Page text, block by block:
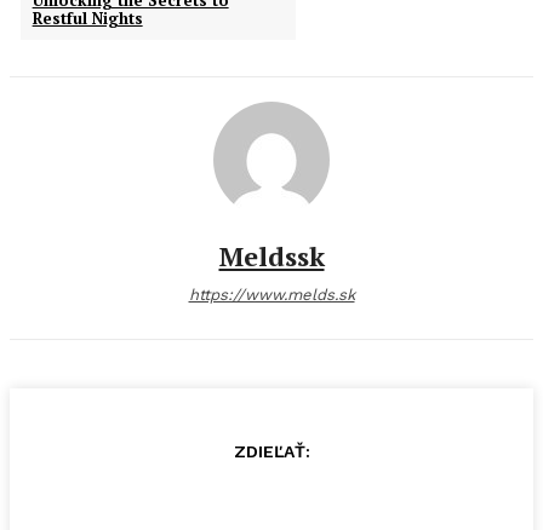
Restful Nights
Meldssk
https://www.melds.sk
ZDIEĽAŤ: